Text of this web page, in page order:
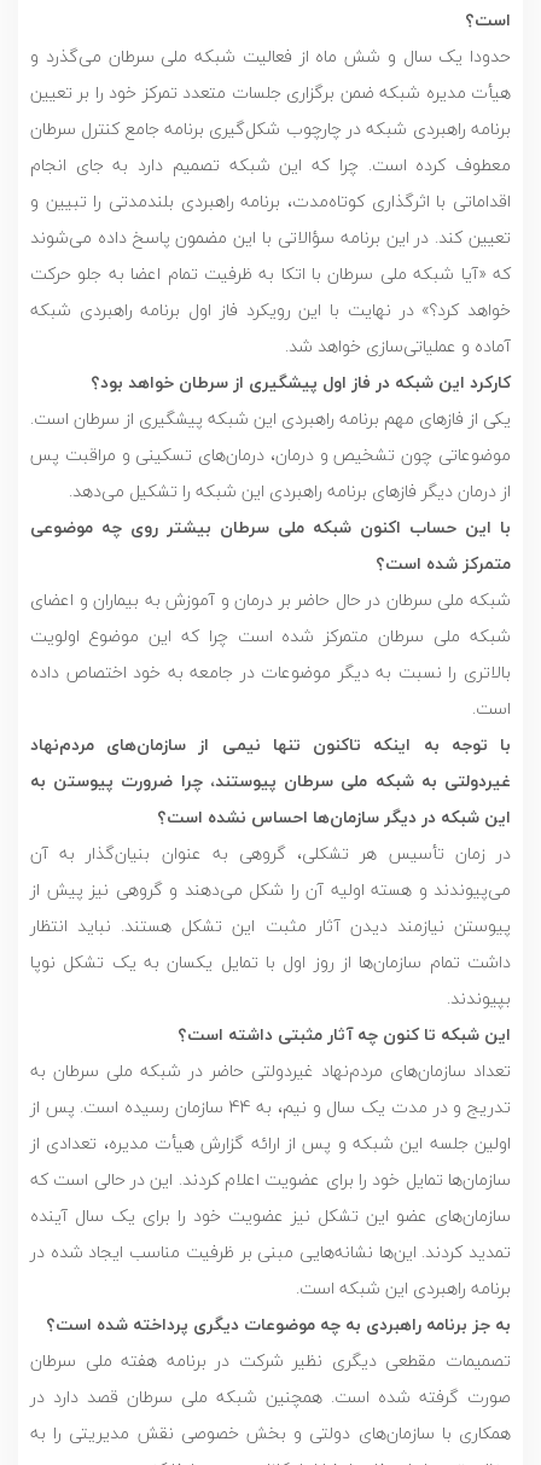
است؟
حدودا یک سال و شش ماه از فعالیت شبکه ملی سرطان می‌گذرد و
هیأت مدیره شبکه ضمن برگزاری جلسات متعدد تمرکز خود را بر تعیین
برنامه راهبردی شبکه در چارچوب شکل‌گیری برنامه جامع کنترل سرطان
معطوف کرده است. چرا که این شبکه تصمیم دارد به جای انجام
اقداماتی با اثرگذاری کوتاه‌مدت، برنامه راهبردی بلندمدتی را تبیین و
تعیین کند. در این برنامه سؤالاتی با این مضمون پاسخ داده می‌شوند
که «آیا شبکه ملی سرطان با اتکا به ظرفیت تمام اعضا به جلو حرکت
خواهد کرد؟» در نهایت با این رویکرد فاز اول برنامه راهبردی شبکه
آماده و عملیاتی‌سازی خواهد شد.
کارکرد این شبکه در فاز اول پیشگیری از سرطان خواهد بود؟
یکی از فازهای مهم برنامه راهبردی این شبکه پیشگیری از سرطان است.
موضوعاتی چون تشخیص و درمان، درمان‌های تسکینی و مراقبت پس
از درمان دیگر فازهای برنامه راهبردی این شبکه را تشکیل می‌دهد.
با این حساب اکنون شبکه ملی سرطان بیشتر روی چه موضوعی
متمرکز شده است؟
شبکه ملی سرطان در حال حاضر بر درمان و آموزش به بیماران و اعضای
شبکه ملی سرطان متمرکز شده است چرا که این موضوع اولویت‌
بالاتری را نسبت به دیگر موضوعات در جامعه به خود اختصاص داده
است.
با توجه به اینکه تاکنون تنها نیمی از سازمان‌های مردم‌نهاد
غیردولتی به شبکه ملی سرطان پیوستند، چرا ضرورت پیوستن به
این شبکه در دیگر سازمان‌ها احساس نشده است؟
در زمان تأسیس هر تشکلی، گروهی به عنوان بنیان‌گذار به آن
می‌پیوندند و هسته اولیه آن را شکل می‌دهند و گروهی نیز پیش از
پیوستن نیازمند دیدن آثار مثبت این تشکل هستند. نباید انتظار
داشت تمام سازمان‌ها از روز اول با تمایل یکسان به یک تشکل نوپا
بپیوندند.
این شبکه تا کنون چه آثار مثبتی داشته است؟
تعداد سازمان‌های مردم‌نهاد غیردولتی حاضر در شبکه ملی سرطان به
تدریج و در مدت یک سال و نیم، به 44 سازمان رسیده است. پس از
اولین جلسه این شبکه و پس از ارائه گزارش هیأت مدیره، تعدادی از
سازمان‌ها تمایل خود را برای عضویت اعلام کردند. این در حالی است که
سازمان‌های عضو این تشکل نیز عضویت خود را برای یک سال آینده
تمدید کردند. این‌ها نشانه‌هایی مبنی بر ظرفیت مناسب ایجاد شده در
برنامه راهبردی این شبکه است.
به جز برنامه راهبردی به چه موضوعات دیگری پرداخته شده است؟
تصمیمات مقطعی دیگری نظیر شرکت در برنامه هفته ملی سرطان
صورت گرفته شده است. همچنین شبکه ملی سرطان قصد دارد در
همکاری با سازمان‌های دولتی و بخش خصوصی نقش مدیریتی را به